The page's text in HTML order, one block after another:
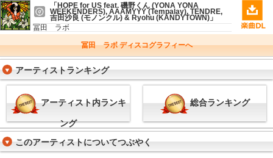
「HOPE for US feat. 磯野くん (YONA YONA
WEEKENDERS), AAAMYYY (Tempalay), TENDRE,
吉田沙良 (モノンクル) & Ryohu (KANDYTOWN)」
冨田 ラボ
冨田 ラボ ディスコグラフィーへ
アーティストランキング
アーティスト内ランキ
ング
総合ランキング
このアーティストについてつぶやく